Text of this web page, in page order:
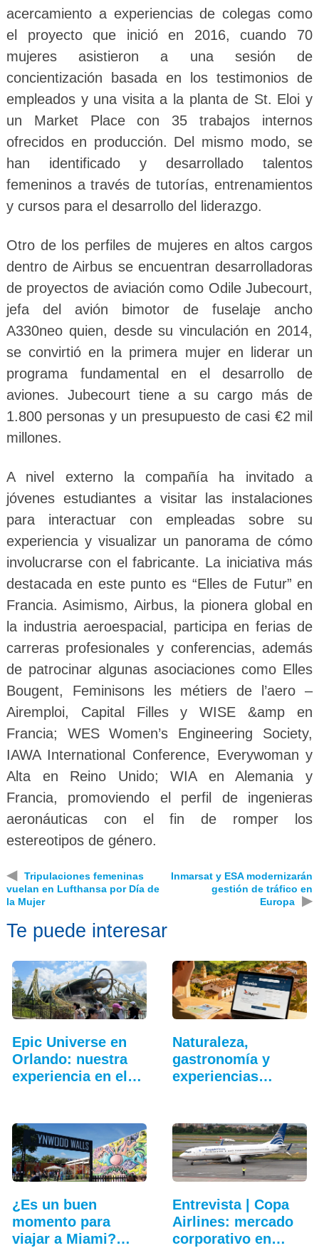
acercamiento a experiencias de colegas como
el proyecto que inició en 2016, cuando 70
mujeres asistieron a una sesión de
concientización basada en los testimonios de
empleados y una visita a la planta de St. Eloi y
un Market Place con 35 trabajos internos
ofrecidos en producción. Del mismo modo, se
han identificado y desarrollado talentos
femeninos a través de tutorías, entrenamientos
y cursos para el desarrollo del liderazgo.
Otro de los perfiles de mujeres en altos cargos
dentro de Airbus se encuentran desarrolladoras
de proyectos de aviación como Odile Jubecourt,
jefa del avión bimotor de fuselaje ancho
A330neo quien, desde su vinculación en 2014,
se convirtió en la primera mujer en liderar un
programa fundamental en el desarrollo de
aviones. Jubecourt tiene a su cargo más de
1.800 personas y un presupuesto de casi €2 mil
millones.
A nivel externo la compañía ha invitado a
jóvenes estudiantes a visitar las instalaciones
para interactuar con empleadas sobre su
experiencia y visualizar un panorama de cómo
involucrarse con el fabricante. La iniciativa más
destacada en este punto es “Elles de Futur” en
Francia. Asimismo, Airbus, la pionera global en
la industria aeroespacial, participa en ferias de
carreras profesionales y conferencias, además
de patrocinar algunas asociaciones como Elles
Bougent, Feminisons les métiers de l’aero –
Airemploi, Capital Filles y WISE &amp en
Francia; WES Women’s Engineering Society,
IAWA International Conference, Everywoman y
Alta en Reino Unido; WIA en Alemania y
Francia, promoviendo el perfil de ingenieras
aeronáuticas con el fin de romper los
estereotipos de género.
◀
Tripulaciones femeninas
vuelan en Lufthansa por Día de
la Mujer
Inmarsat y ESA modernizarán
gestión de tráfico en
Europa
▶
Te puede interesar
Epic Universe en
Orlando: nuestra
experiencia en el…
Naturaleza,
gastronomía y
experiencias
¿Es un buen
momento para
viajar a Miami?
Entrevista | Copa
Airlines: mercado
corporativo en…